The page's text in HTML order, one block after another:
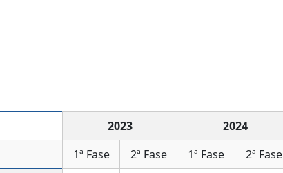
2023 2024
1ª Fase
2ª Fase 1ª Fase 2ª Fase